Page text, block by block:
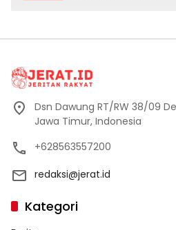
Dsn Dawung RT/RW 38/09
Jawa Timur, Indonesia
+628563557200
redaksi@jerat.id
Kategori